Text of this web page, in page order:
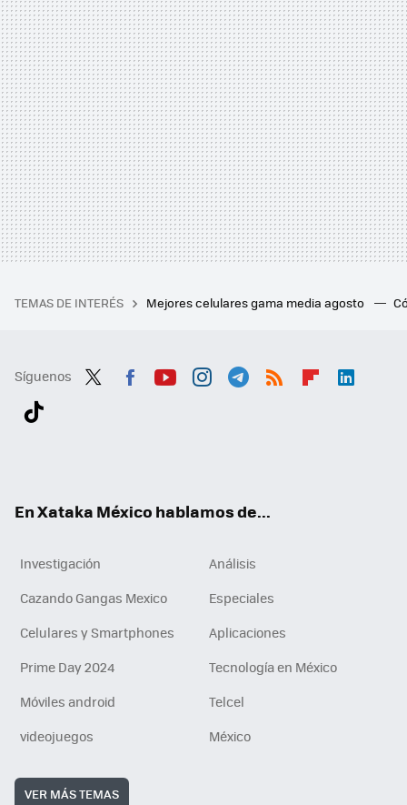
TEMAS DE INTERÉS Mejores celulares gama media agosto
Síguenos
En Xataka México hablamos de...
Investigación
Análisis
Cazando Gangas Mexico
Especiales
Celulares y Smartphones
Aplicaciones
Prime Day 2024
Tecnología en México
Móviles android
Telcel
videojuegos
México
VER MÁS TEMAS